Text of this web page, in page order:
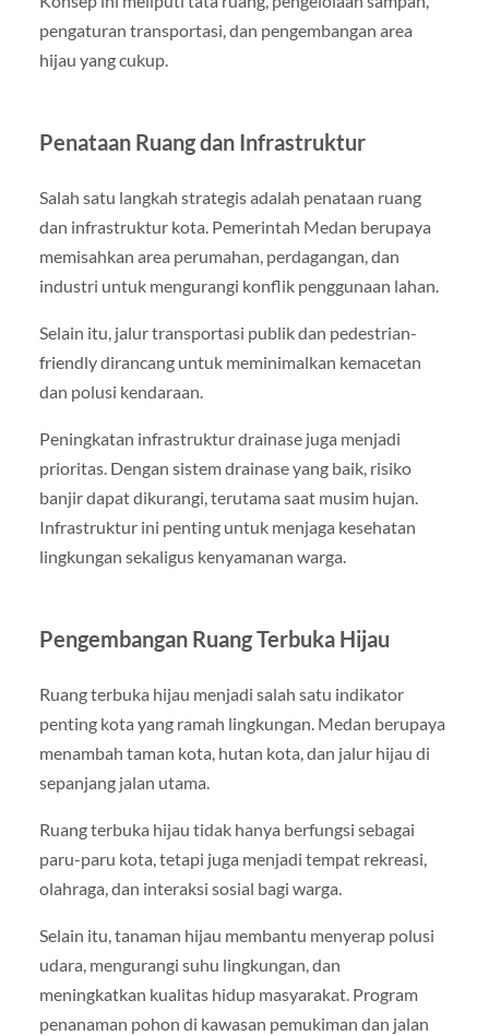
pengaturan transportasi, dan pengembangan area
hijau yang cukup.
Penataan Ruang dan Infrastruktur
Salah satu langkah strategis adalah penataan ruang
dan infrastruktur kota. Pemerintah Medan berupaya
memisahkan area perumahan, perdagangan, dan
industri untuk mengurangi konflik penggunaan lahan.
Selain itu, jalur transportasi publik dan pedestrian-
friendly dirancang untuk meminimalkan kemacetan
dan polusi kendaraan.
Peningkatan infrastruktur drainase juga menjadi
prioritas. Dengan sistem drainase yang baik, risiko
banjir dapat dikurangi, terutama saat musim hujan.
Infrastruktur ini penting untuk menjaga kesehatan
lingkungan sekaligus kenyamanan warga.
Pengembangan Ruang Terbuka Hijau
Ruang terbuka hijau menjadi salah satu indikator
penting kota yang ramah lingkungan. Medan berupaya
menambah taman kota, hutan kota, dan jalur hijau di
sepanjang jalan utama.
Ruang terbuka hijau tidak hanya berfungsi sebagai
paru-paru kota, tetapi juga menjadi tempat rekreasi,
olahraga, dan interaksi sosial bagi warga.
Selain itu, tanaman hijau membantu menyerap polusi
udara, mengurangi suhu lingkungan, dan
meningkatkan kualitas hidup masyarakat. Program
penanaman pohon di kawasan pemukiman dan jalan